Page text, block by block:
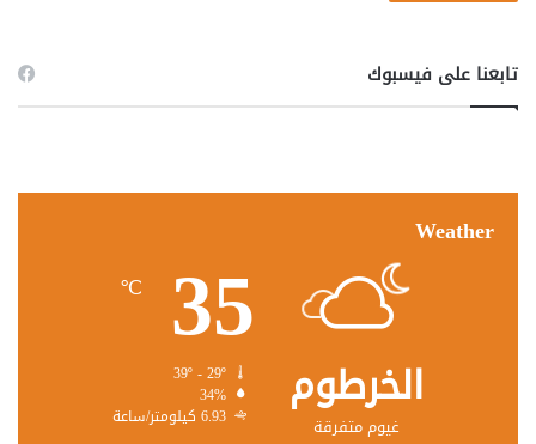
تابعنا على فيسبوك
Weather
الخرطوم
غيوم متفرقة
35
℃
34%
6.93 كيلومتر/ساعة